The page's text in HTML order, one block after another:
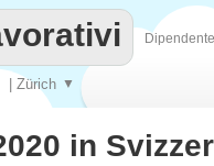
| Zürich ▼
in